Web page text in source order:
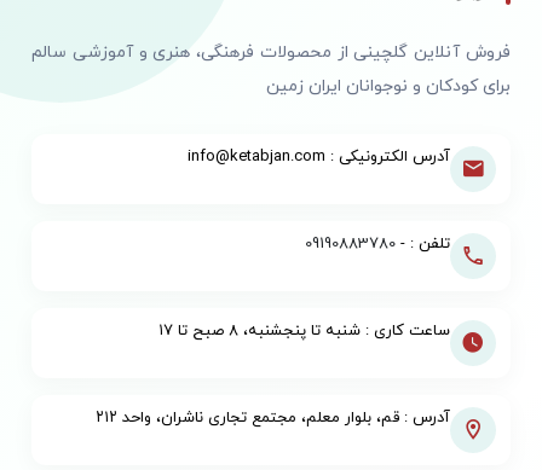
فروش آنلاین گلچینی از محصولات فرهنگی، هنری و آموزشی سالم
برای کودکان و نوجوانان ایران زمین
آدرس الکترونیکی : info@ketabjan.com
تلفن : -09190883780
ساعت کاری : شنبه تا پنجشنبه، ۸ صبح تا ۱۷
آدرس : قم، بلوار معلم، مجتمع تجاری ناشران، واحد ۲۱۲